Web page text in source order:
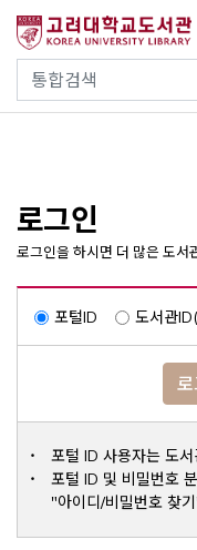
건
통합검색
사이트내 검색
로그인
로그인을 하시면 더 많은 도서
포털ID 도서관
포털 ID 사용자는 도
포털 ID 및 비밀번호
"아이디/비밀번호 찾